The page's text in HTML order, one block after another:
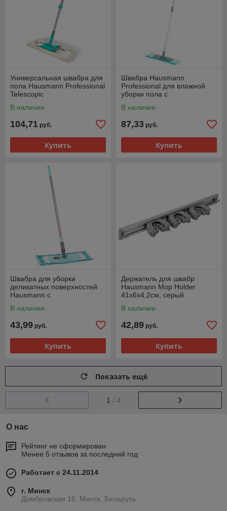
Универсальная швабра для
пола Hausmann Professional
Telescopic
В наличии
104,71 руб.
Купить
Швабра Hausmann
Professional для влажной
уборки пола с
В наличии
87,33 руб.
Купить
Швабра для уборки
деликатных поверхностей
Hausmann с
В наличии
43,99 руб.
Купить
Держатель для швабр
Hausmann Mop Holder
41x6x4,2см, серый
В наличии
42,89 руб.
Купить
Показать ещё
1 / 4
О нас
Рейтинг не сформирован
Менее 5 отзывов за последний год
Работает с 24.11.2014
г. Минск
Домбровская 15, Минск, Беларусь